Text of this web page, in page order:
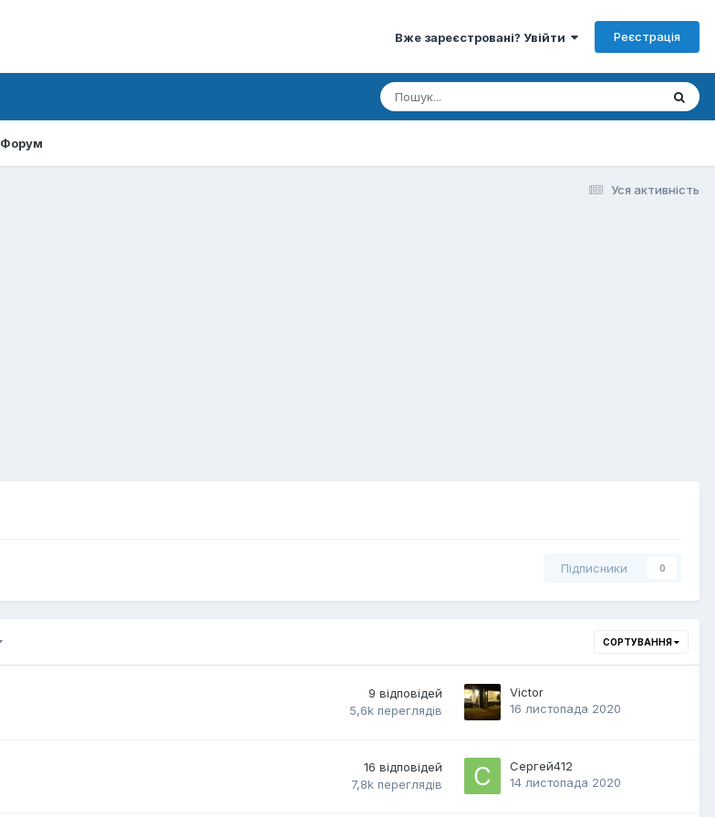
Вже зареєстровані? Увійти Реєстрація
Форум
Уся активність
Підписники 0
СОРТУВАННЯ
9 відповідей
5,6k переглядів
Victor
16 листопада 2020
16 відповідей
7,8k переглядів
Сергей412
14 листопада 2020